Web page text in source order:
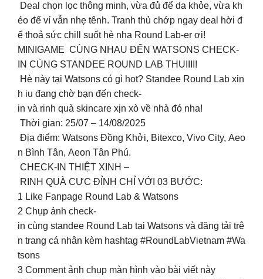
Deal chọn lọc thông minh, vừa đủ để da khỏe, vừa kh
éo để ví vẫn nhẹ tênh. Tranh thủ chớp ngay deal hời đ
ể thoả sức chill suốt hè nha Round Lab-er ơi!​
MINIGAME​ ​CÙNG NHAU ĐẾN WATSONS CHECK-
IN CÙNG STANDEE ROUND LAB THUIIII!​
Hè này tại Watsons có gì hot? Standee Round Lab xin
h iu đang chờ bạn đến check-
in và rinh quà skincare xịn xò về nhà đó nha!​
Thời gian: 25/07 – 14/08/2025 ​
Địa điểm: Watsons Đồng Khởi, Bitexco, Vivo City, Aeo
n Bình Tân, Aeon Tân Phú.​
CHECK-IN THIỆT XINH –
RINH QUÀ CỰC ĐỈNH CHỈ VỚI 03 BƯỚC:​
1️ Like Fanpage Round Lab & Watsons​
2️ Chụp ảnh check-
in cùng standee Round Lab tại Watsons và đăng tải trê
n trang cá nhân kèm hashtag #RoundLabVietnam #Wa
tsons​
3️ Comment ảnh chụp màn hình vào bài viết này​